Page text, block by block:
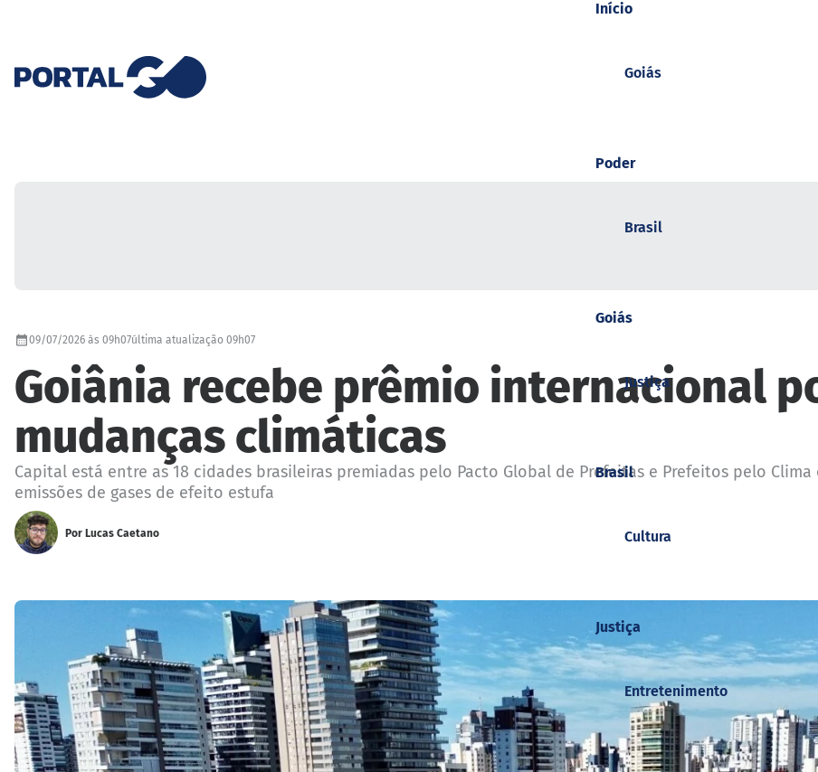
Goiás
Brasil
Justiça
Cultura
Entretenimento
Início
Poder
Goiás
Brasil
Justiça
09/07/2026 às 09h07última atualização 09h07
Goiânia recebe prêmio internacional
mudanças climáticas
Capital está entre as 18 cidades brasileiras premiadas pelo Pacto Global de Prefeitas e Prefeitos pelo
emissões de gases de efeito estufa
Por Lucas Caetano